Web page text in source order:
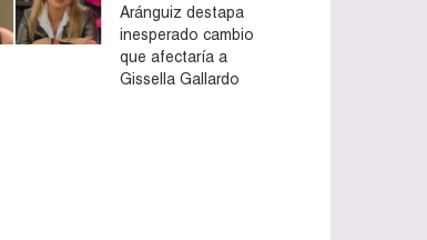
Aránguiz destapa
inesperado cambio
que afectaría a
Gissella Gallardo